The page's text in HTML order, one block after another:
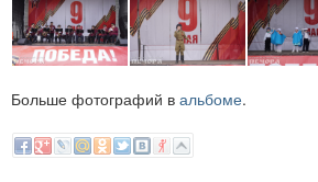
Больше фотографий в альбоме.